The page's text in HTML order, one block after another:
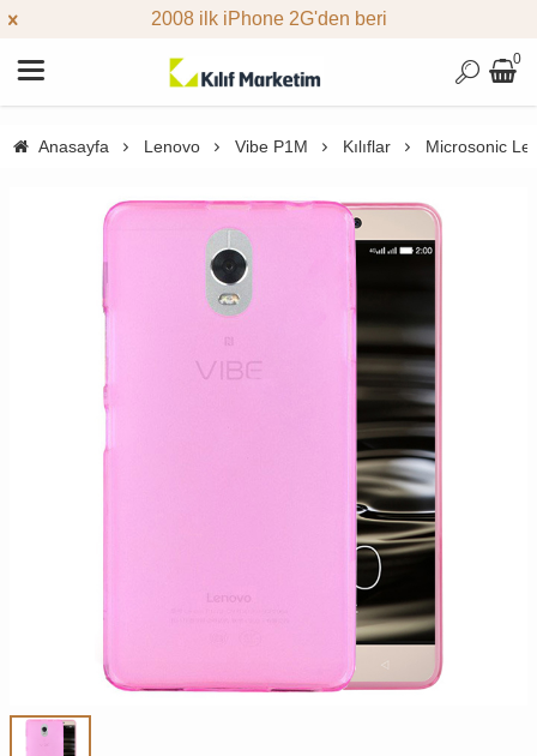
2008 ilk iPhone 2G'den beri
0
Anasayfa Lenovo Vibe P1M Kılıflar Microsonic